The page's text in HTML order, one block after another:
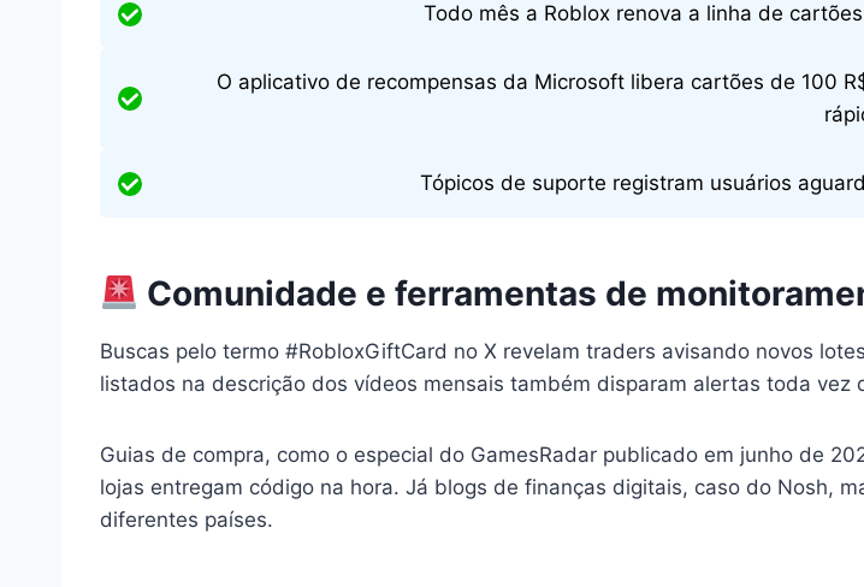
Todo mês a Roblox renova a linha de
O aplicativo de recompensas da Microsoft libera cartões de 100
Tópicos de suporte registram usuários
Comunidade e ferramentas de
Buscas pelo termo #RobloxGiftCard no X revelam traders avisando novos
listados na descrição dos vídeos mensais também disparam alertas toda
Guias de compra, como o especial do GamesRadar publicado em junho de
lojas entregam código na hora. Já blogs de finanças digitais, caso do Nosh,
diferentes países.